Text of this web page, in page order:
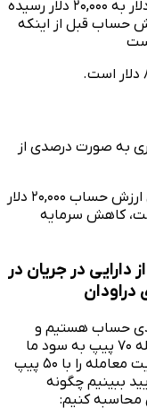
فرض کنیم موجودی حساب از ۱۰,۰۰۰ دلار به ۲۰,۰۰۰ دلار رسیده
حساب قبل از اینکه
به صورت درصدی از
با استفاده از مثال قبلی، اگر بالاترین ارزش حساب ۲۰,۰۰۰ دلار
است، کاهش سرمایه
دارایی در جریان در
دراودان
حساب هستیم و
سپس یک معامله جدید باز می‌کنیم. معامله ۷۰ پیپ به سود ما
پیش می‌رود؛ اما کمی پایین می‌آید. در نهایت معامله را با ۵۰ پیپ
ببینیم چگونه
محاسبه کنیم: